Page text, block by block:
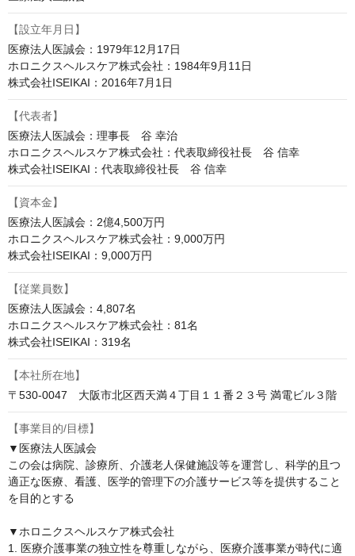
【設立年月日】
医療法人医誠会：1979年12月17日
ホロニクスヘルスケア株式会社：1984年9月11日
株式会社ISEIKAI：2016年7月1日
【代表者】
医療法人医誠会：理事長　谷 幸治
ホロニクスヘルスケア株式会社：代表取締役社長　谷 信幸
株式会社ISEIKAI：代表取締役社長　谷 信幸
【資本金】
医療法人医誠会：2億4,500万円
ホロニクスヘルスケア株式会社：9,000万円
株式会社ISEIKAI：9,000万円
【従業員数】
医療法人医誠会：4,807名
ホロニクスヘルスケア株式会社：81名
株式会社ISEIKAI：319名
【本社所在地】
〒530-0047　大阪市北区西天満４丁目１１番２３号 満電ビル３階
【事業目的/目標】
▼医療法人医誠会
この会は病院、診療所、介護老人保健施設等を運営し、科学的且つ
適正な医療、看護、医学的管理下の介護サービス等を提供すること
を目的とする
▼ホロニクスヘルスケア株式会社
1. 医療介護事業の独立性を尊重しながら、医療介護事業が時代に適